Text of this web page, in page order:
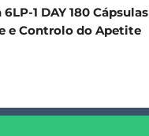
1 DAY 180 Cápsulas
e Controlo do Apetite